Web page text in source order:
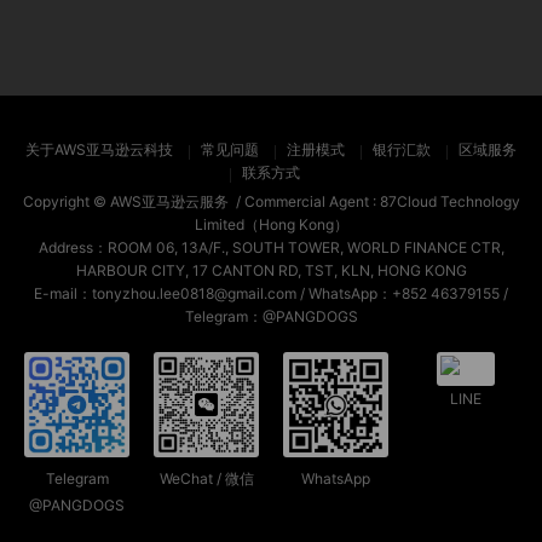
关于AWS亚马逊云科技 常见问题 注册模式 银行汇款
区域服务
联系方式
Copyright © AWS亚马逊云服务 / Commercial Agent : 87Cloud Technology
Limited（Hong Kong）
Address：ROOM 06, 13A/F., SOUTH TOWER, WORLD FINANCE CTR,
HARBOUR CITY, 17 CANTON RD, TST, KLN, HONG KONG
E-mail：tonyzhou.lee0818@gmail.com / WhatsApp：+852 46379155 /
Telegram：@PANGDOGS
Telegram
@PANGDOGS
WeChat / 微信 WhatsApp
LINE